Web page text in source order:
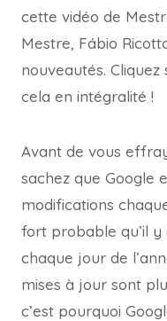
cette vidéo de
Mestre, Fábio
nouveautés.
cela en intégralité !
Avant de vous
sachez que Google
modifications
fort probable qu’il
chaque jour de
mises à jour sont
c’est pourquoi